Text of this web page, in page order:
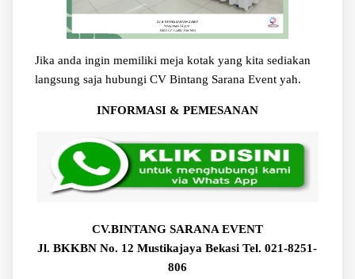
Jika anda ingin memiliki meja kotak yang kita sediakan
langsung saja hubungi CV Bintang Sarana Event yah.
INFORMASI & PEMESANAN
CV.BINTANG SARANA EVENT
Jl. BKKBN No. 12 Mustikajaya Bekasi Tel. 021-8251-
806